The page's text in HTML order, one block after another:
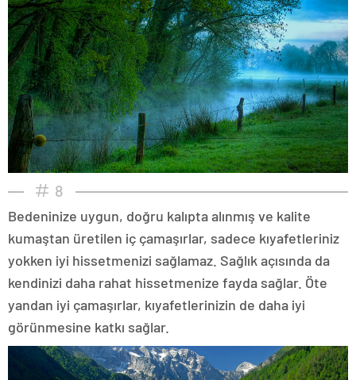
8
Bedeninize uygun, doğru kalıpta alınmış ve kalite
kumaştan üretilen iç çamaşırlar, sadece kıyafetleriniz
yokken iyi hissetmenizi sağlamaz. Sağlık açısında da
kendinizi daha rahat hissetmenize fayda sağlar. Öte
yandan iyi çamaşırlar, kıyafetlerinizin de daha iyi
görünmesine katkı sağlar.